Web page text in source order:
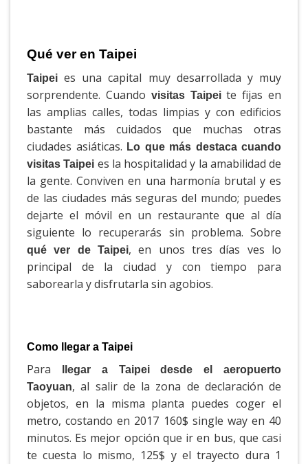
Qué ver en Taipei
Taipei es una capital muy desarrollada y muy
sorprendente. Cuando visitas Taipeite fijas en
las amplias calles, todas limpias y con edificios
bastante más cuidados que muchas otras
ciudades asiáticas. Lo que más destaca cuando
visitas Taipei es la hospitalidad y la amabilidad de
la gente. Conviven en una harmonía brutal y es
de las ciudades más seguras del mundo; puedes
dejarte el móvil en un restaurante que al día
siguiente lo recuperarás sin problema. Sobre
qué ver de Taipei, en unos tres días ves lo
principal de la ciudad y con tiempo para
saborearla y disfrutarla sin agobios.
Como llegar a Taipei
Para
llegar a Taipei desde el aeropuerto
Taoyuan, al salir de la zona de declaración de
objetos, en la misma planta puedes coger el
metro, costando en 2017 160$ single way en 40
minutos. Es mejor opción que ir en bus, que casi
te cuesta lo mismo, 125$ y el trayecto dura 1